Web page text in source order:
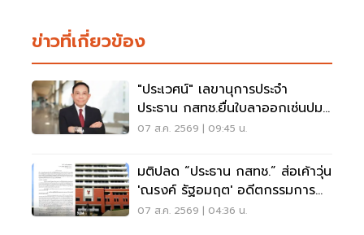
ข่าวที่เกี่ยวข้อง
"ประเวศน์" เลขานุการประจำ
ประธาน กสทช.ยื่นใบลาออกเซ่นปม
คุณสมบัตินพ.สรณ
07 ส.ค. 2569 | 09:45 น.
มติปลด “ประธาน กสทช.” ส่อเค้าวุ่น
'ณรงค์ รัฐอมฤต' อดีตกรรมการ
สรรหาโต้ข้อวินิจฉัย
07 ส.ค. 2569 | 04:36 น.